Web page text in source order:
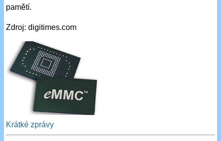
pamětí.
Zdroj: digitimes.com
Krátké zprávy